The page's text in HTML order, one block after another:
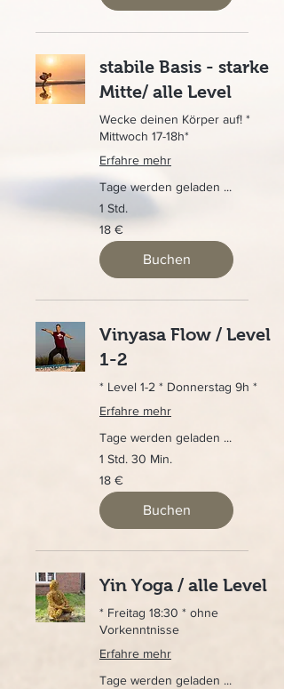
stabile Basis - starke
Mitte/ alle Level
Wecke deinen Körper auf! *
Mittwoch 17-18h*
Erfahre mehr
Tage werden geladen ...
1 Std.
18
Euro
18 €
Buchen
Vinyasa Flow / Level
1-2
* Level 1-2 * Donnerstag 9h *
Erfahre mehr
Tage werden geladen ...
1 Std. 30 Min.
18
Euro
18 €
Buchen
Yin Yoga / alle Level
* Freitag 18:30 * ohne
Vorkenntnisse
Erfahre mehr
Tage werden geladen ...